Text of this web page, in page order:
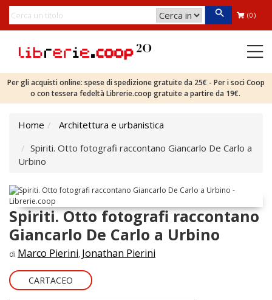
(0)
Per gli acquisti online: spese di spedizione gratuite da 25€ - Per i soci Coop
o con tessera fedeltà Librerie.coop gratuite a partire da 19€.
Home
Architettura e urbanistica
Spiriti. Otto fotografi raccontano Giancarlo De Carlo a
Urbino
Spiriti. Otto fotografi raccontano
Giancarlo De Carlo a Urbino
di Marco Pierini, Jonathan Pierini
CARTACEO